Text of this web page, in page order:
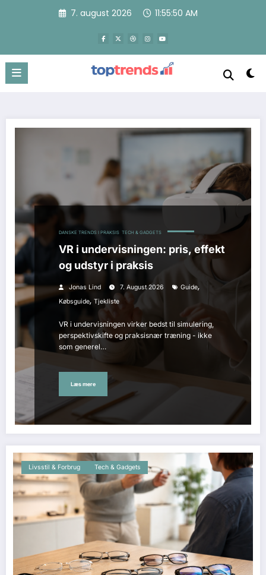
7. august 2026 11:55:52 AM
DANSKE TRENDS I PRAKSIS TECH & GADGETS
VR i undervisningen: pris, effekt
og udstyr i praksis
Jonas Lind 7. August 2026 Guide,
Købsguide, Tjekliste
VR i undervisningen virker bedst til simulering,
perspektivskifte og praksisnær træning - ikke
som generel…
Læs mere
Livsstil & Forbrug Tech & Gadgets